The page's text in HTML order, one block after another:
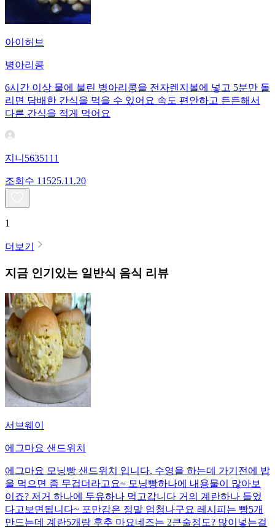
아이허브
병아리콩
6시간 이상 물에 불린 병아리콩을 전자렌지볼에 넣고 5분만 돌
리면 담배한 간식을 먹을 수 있어요 속도 편안하고 든든해서
다른 간식을 적게 먹어요
지니5635111
조회수 11525.11.20
1
더보기
지금 인기있는 일반식 음식 리뷰
서브웨이
에그마요 샌드위치
에그마요 모닝빵 샌드위치 입니다. 수영을 하는데 가기전에 밥
을 먹으면 좀 무겁더라고요~ 모닝빵하나에 내용물이 많아보
이죠? 저거 하나에 두유하나 먹고갑니다 거의 계란하나 들었
다고보면됩니다~ 포만감은 정말 엄청나구요 레시피는 빵5개
만드는데 계란5개랑 후추 마요네즈는 2큰술정도? 많이넣는걸